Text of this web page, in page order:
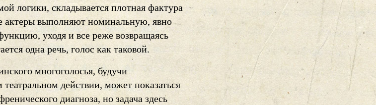
логики, складывается плотная фактура
актеры выполняют номинальную, явно
уходя и все реже возвращаясь
одна речь, голос как таковой.
многоголосья, будучи
действии, может показаться
диагноза, но задача здесь